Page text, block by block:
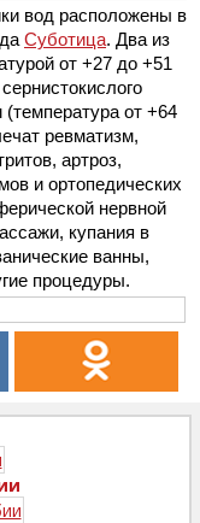
вод расположены в
Суботица. Два из
от +27 до +51
от +64
ревматизм,
артроз,
и ортопедических
нервной
купания в
ванны,
процедуры.